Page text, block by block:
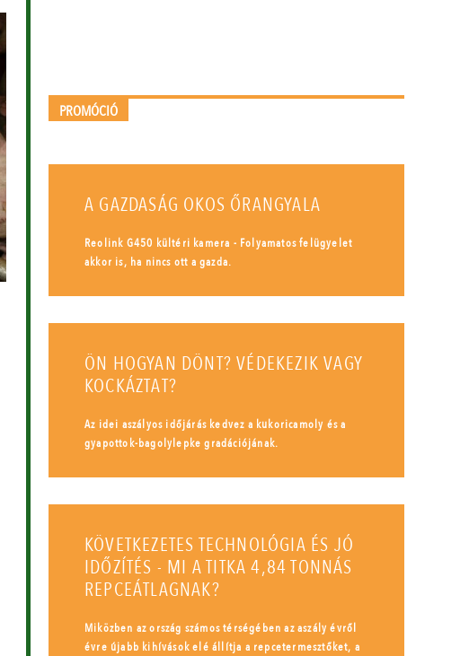
PROMÓCIÓ
A GAZDASÁG OKOS ŐRANGYALA
Reolink G450 kültéri kamera - Folyamatos felügyelet
akkor is, ha nincs ott a gazda.
ÖN HOGYAN DÖNT? VÉDEKEZIK VAGY
KOCKÁZTAT?
Az idei aszályos időjárás kedvez a kukoricamoly és a
gyapottok-bagolylepke gradációjának.
KÖVETKEZETES TECHNOLÓGIA ÉS JÓ
IDŐZÍTÉS - MI A TITKA 4,84 TONNÁS
REPCEÁTLAGNAK?
Miközben az ország számos térségében az aszály évről
évre újabb kihívások elé állítja a repcetermesztőket, a